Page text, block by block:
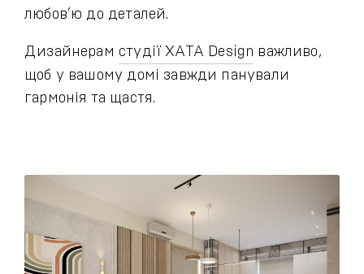
любов’ю до деталей.
Дизайнерам студії XATA Design важливо,
щоб у вашому домі завжди панували
гармонія та щастя.